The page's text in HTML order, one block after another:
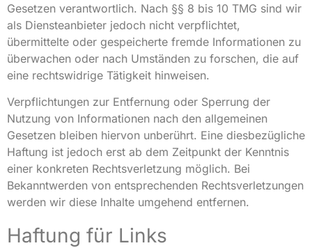
Gesetzen verantwortlich. Nach §§ 8 bis 10 TMG sind wir
als Diensteanbieter jedoch nicht verpflichtet,
übermittelte oder gespeicherte fremde Informationen zu
überwachen oder nach Umständen zu forschen, die auf
eine rechtswidrige Tätigkeit hinweisen.
Verpflichtungen zur Entfernung oder Sperrung der
Nutzung von Informationen nach den allgemeinen
Gesetzen bleiben hiervon unberührt. Eine diesbezügliche
Haftung ist jedoch erst ab dem Zeitpunkt der Kenntnis
einer konkreten Rechtsverletzung möglich. Bei
Bekanntwerden von entsprechenden Rechtsverletzungen
werden wir diese Inhalte umgehend entfernen.
Haftung für Links